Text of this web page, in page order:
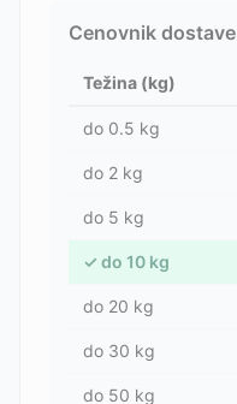
Cenovnik dostave
Težina (kg)
do 0.5 kg
do 2 kg
do 5 kg
✓ do 10 kg
do 20 kg
do 30 kg
do 50 kg